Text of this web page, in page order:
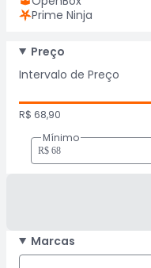
Prime Ninja
Preço
Intervalo de Preço
R$ 68,90
Mínimo
Marcas